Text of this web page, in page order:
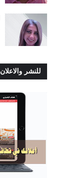
للنشر والاعلان